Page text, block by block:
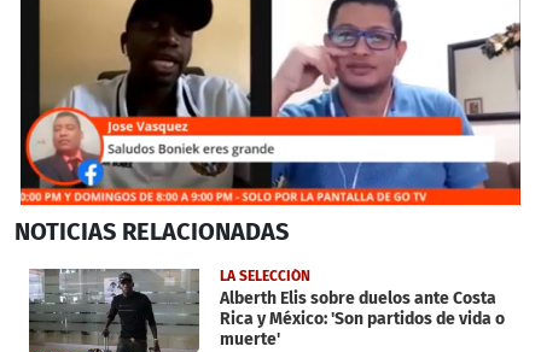
seconds
2
minutes,
2
seconds
NOTICIAS RELACIONADAS
LA SELECCIÓN
Alberth Elis sobre duelos ante Costa
Rica y México: 'Son partidos de vida o
muerte'